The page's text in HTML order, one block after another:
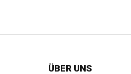
ÜBER UNS